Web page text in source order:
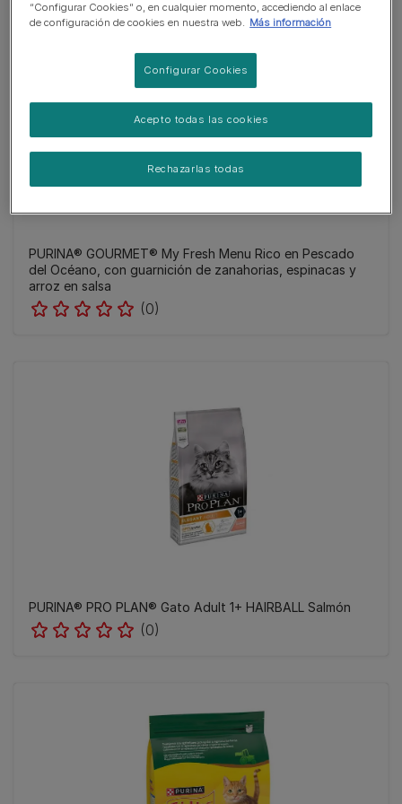
PURINA® GOURMET® My Fresh Menu Rico en Pescado
del Océano, con guarnición de zanahorias, espinacas y
arroz en salsa
(0)
PURINA® PRO PLAN® Gato Adult 1+ HAIRBALL Salmón
(0)
“Configurar Cookies” o, en cualquier momento, accediendo al enlace
de configuración de cookies en nuestra web.
Más información
Configurar Cookies
Rechazarlas todas
Acepto todas las cookies